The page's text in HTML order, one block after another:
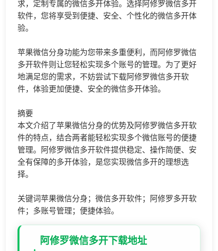
求，定制专属的微信多开体验。选择阿修罗微信多开
软件，您将享受到便捷、安全、个性化的微信多开体
验。
苹果微信分身功能为您带来多重便利，而阿修罗微信
多开软件则让您轻松实现多个账号的管理。为了更好
地满足您的需求，不妨尝试下载阿修罗微信多开软
件，体验更加便捷、安全的微信多开体验。
摘要
本文介绍了苹果微信分身的优势及阿修罗微信多开软
件的特点，结合两者能轻松实现多个微信账号的便捷
管理。阿修罗微信多开软件提供稳定、操作简便、安
全有保障的多开体验，是您实现微信多开的理想选
择。
关键词苹果微信分身；微信多开软件；阿修罗多开软
件；多账号管理；便捷体验。
阿修罗微信多开下载地址